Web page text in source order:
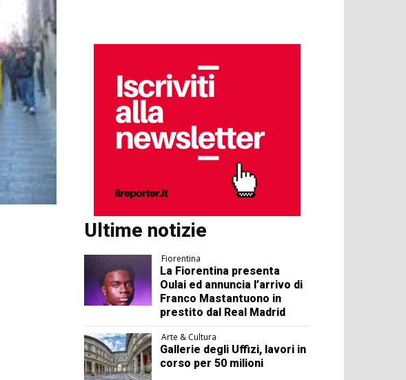
Ultime notizie
Fiorentina
La Fiorentina presenta
Oulai ed annuncia l’arrivo di
Franco Mastantuono in
prestito dal Real Madrid
Arte & Cultura
Gallerie degli Uffizi, lavori in
corso per 50 milioni